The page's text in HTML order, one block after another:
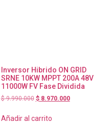
Inversor Hibrido ON GRID
SRNE 10KW MPPT 200A 48V
11000W FV Fase Dividida
$9.990.000 $8.970.000
Añadir al carrito